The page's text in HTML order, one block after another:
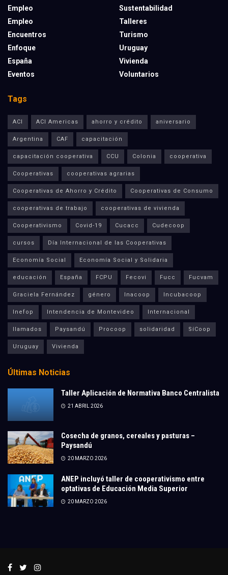
Empleo
Empleo
Encuentros
Enfoque
España
Eventos
Sustentabilidad
Talleres
Turismo
Uruguay
Vivienda
Voluntarios
Tags
ACI ACI Americas ahorro y crédito aniversario
Argentina CAF capacitación
capacitación cooperativa CCU Colonia cooperativa
Cooperativas cooperativas agrarias
Cooperativas de Ahorro y Crédito Cooperativas de Consumo
cooperativas de trabajo cooperativas de vivienda
Cooperativismo Covid-19 Cucacc Cudecoop
cursos Día Internacional de las Cooperativas
Economía Social Economía Social y Solidaria
educación España FCPU Fecovi Fucc Fucvam
Graciela Fernández género Inacoop Incubacoop
Inefop Intendencia de Montevideo Internacional
llamados Paysandú Procoop solidaridad SíCoop
Uruguay Vivienda
Últimas Noticias
Taller Aplicación de Normativa Banco Centralista
21 ABRIL 2026
Cosecha de granos, cereales y pasturas –
Paysandú
20 MARZO 2026
ANEP incluyó taller de cooperativismo entre
optativas de Educación Media Superior
20 MARZO 2026